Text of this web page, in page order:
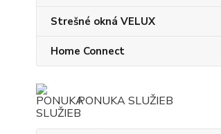
Strešné okná VELUX
Home Connect
PONUKA SLUŽIEB